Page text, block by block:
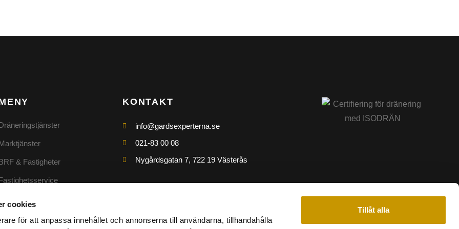
cookies
för att anpassa innehållet och annonserna till användarna, tillhandahålla
Tillåt alla
& Fastigheter
KONTAKT
info@gardsexperterna.se
021-83 00 08
Nygårdsgatan 7, 722 19 Västerås